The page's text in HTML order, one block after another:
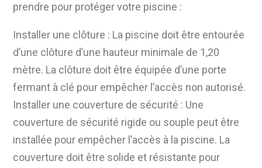
prendre pour protéger votre piscine :
Installer une clôture : La piscine doit être entourée
d’une clôture d’une hauteur minimale de 1,20
mètre. La clôture doit être équipée d’une porte
fermant à clé pour empêcher l’accès non autorisé.
Installer une couverture de sécurité : Une
couverture de sécurité rigide ou souple peut être
installée pour empêcher l’accès à la piscine. La
couverture doit être solide et résistante pour